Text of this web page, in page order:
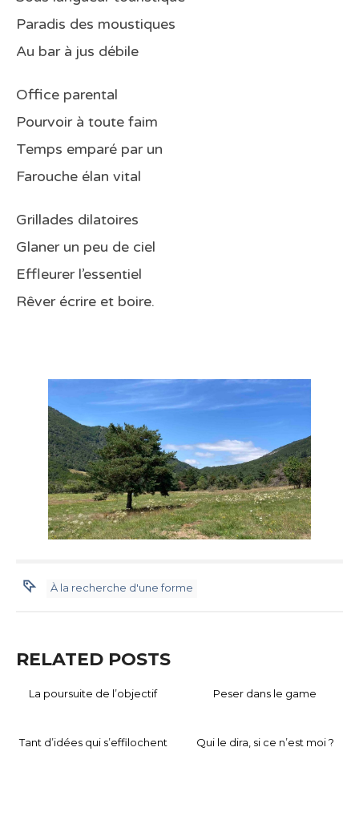
Paradis des moustiques
Au bar à jus débile
Office parental
Pourvoir à toute faim
Temps emparé par un
Farouche élan vital
Grillades dilatoires
Glaner un peu de ciel
Effleurer l’essentiel
Rêver écrire et boire.
À la recherche d'une forme
RELATED POSTS
La poursuite de l’objectif Peser dans le game
Tant d’idées qui s’effilochent Qui le dira, si ce n’est moi ?